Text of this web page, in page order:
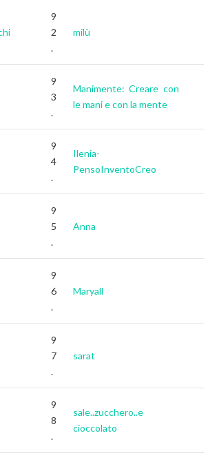
9
2
.
milù
9
3
.
Manimente: Creare con
le mani e con la mente
9
4
.
Ilenia-
PensoInventoCreo
9
5
.
Anna
9
6
.
Maryall
9
7
.
sarat
9
8
.
sale..zucchero..e
cioccolato